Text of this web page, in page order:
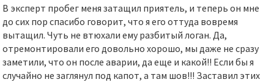
В эксперт пробег меня затащил приятель, и теперь он мне
до сих пор спасибо говорит, что я его оттуда вовремя
вытащил. Чуть не втюхали ему разбитый логан. Да,
отремонтировали его довольно хорошо, мы даже не сразу
заметили, что он после аварии, да еще и какой!! Если бы я
случайно не заглянул под капот, а там шов!!! Заставил этих